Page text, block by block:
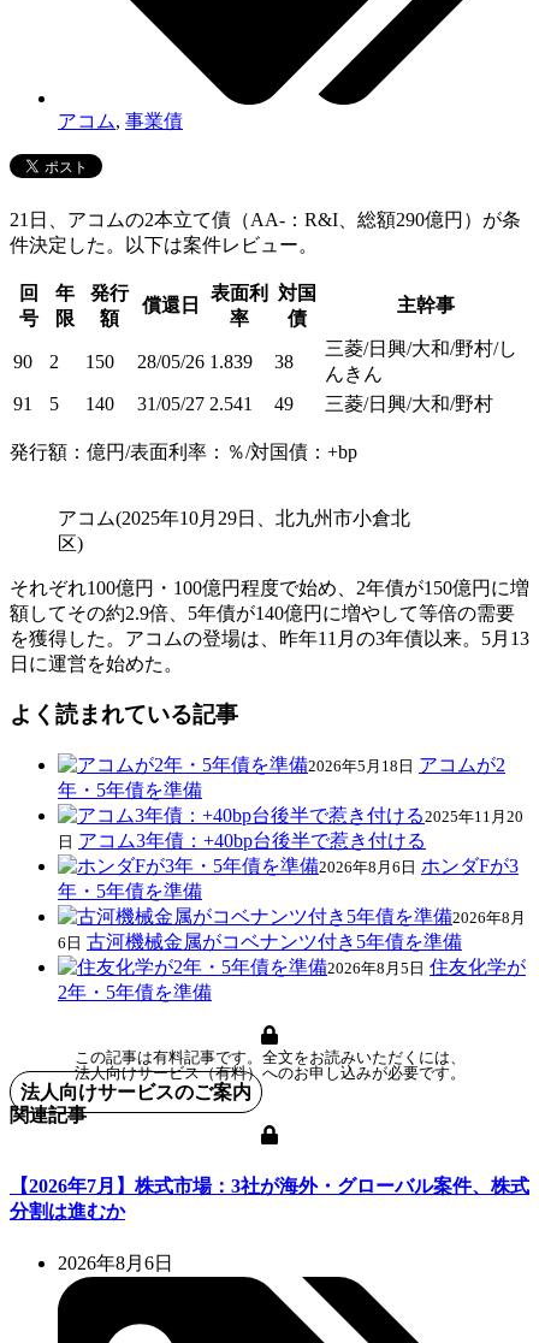
アコム, 事業債
21日、アコムの2本立て債（AA-：R&I、総額290億円）が条
件決定した。以下は案件レビュー。
回
号
年
限
発行
額
償還日
表面利
率
対国
債
主幹事
90 2 150 28/05/26 1.839 38
三菱/日興/大和/野村/し
んきん
91
5 140 31/05/27 2.541 49 三菱/日興/大和/野村
発行額：億円/表面利率：％/対国債：+bp
アコム(2025年10月29日、北九州市小倉北
区)
それぞれ100億円・100億円程度で始め、2年債が150億円に増
額してその約2.9倍、5年債が140億円に増やして等倍の需要
を獲得した。アコムの登場は、昨年11月の3年債以来。5月13
日に運営を始めた。
よく読まれている記事
2026年5月18日 アコムが2
年・5年債を準備
2025年11月20
日 アコム3年債：+40bp台後半で惹き付ける
2026年8月6日 ホンダFが3
年・5年債を準備
2026年8月
6日 古河機械金属がコベナンツ付き5年債を準備
2026年8月5日 住友化学が
2年・5年債を準備
この記事は有料記事です。全文をお読みいただくには、
法人向けサービス（有料）へのお申し込みが必要です。
法人向けサービスのご案内
関連記事
【2026年7月】株式市場：3社が海外・グローバル案件、株式
分割は進むか
2026年8月6日